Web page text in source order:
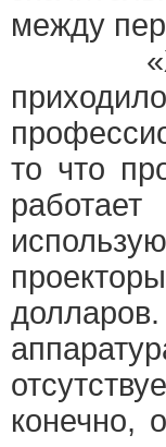
между
то что
конечно,